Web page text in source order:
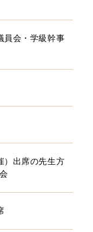
員会・学級幹事
）出席の先生方